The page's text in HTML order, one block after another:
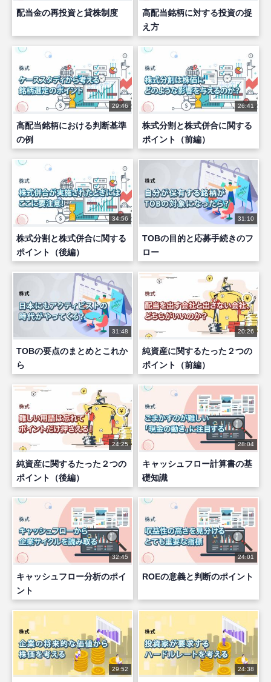
配当金の再投資と貸株制度
高配当銘柄に対する投資の捉
え方
29:46
高配当銘柄における判断基準
の例
26:41
株式分割と株式併合に関する
ポイント（前編）
34:56
株式分割と株式併合に関する
ポイント（後編）
31:10
TOBの目的と応募手続きのフ
ロー
31:48
TOBの要点のまとめとこれか
ら
20:26
純資産に関するたった２つの
ポイント（前編）
24:25
純資産に関するたった２つの
ポイント（後編）
28:04
キャッシュフロー計算書の基
礎知識
32:45
キャッシュフロー分析のポイ
ント
24:01
ROEの意義と判断のポイント
29:52 24:38